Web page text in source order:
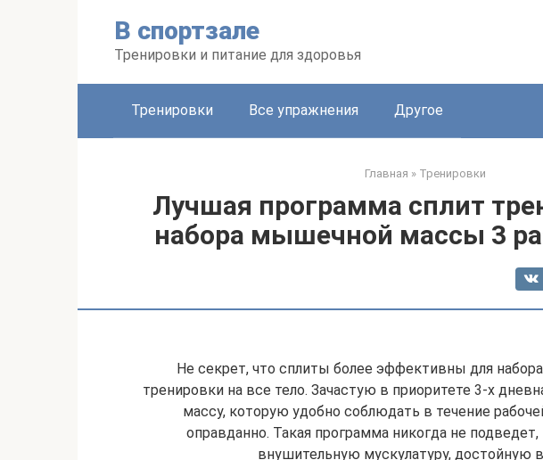
В спортзале
Тренировки и питание для здоровья
Тренировки Все упражнения Другое
Главная » Тренировки
Лучшая программа сплит
набора мышечной массы 3
Не секрет, что сплиты более эффективны для
тренировки на все тело. Зачастую в приоритете 3-х
массу, которую удобно соблюдать в течение
оправданно. Такая программа никогда не
внушительную мускулатуру, достойную